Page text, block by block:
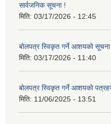
सार्वजनिक सूचना !
मिति: 03/17/2026 - 12:45
बोलपत्र स्विकृत गर्ने आशयको
मिति: 03/17/2026 - 11:40
बोलपत्र स्विकृत गर्ने आशयको
मिति: 11/06/2025 - 13:51